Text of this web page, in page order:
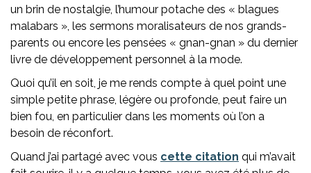
un brin de nostalgie, l’humour potache des « blagues
malabars », les sermons moralisateurs de nos grands-
parents ou encore les pensées « gnan-gnan » du dernier
livre de développement personnel à la mode.
Quoi qu’il en soit, je me rends compte à quel point une
simple petite phrase, légère ou profonde, peut faire un
bien fou, en particulier dans les moments où l’on a
besoin de réconfort.
Quand j’ai partagé avec vous cette citation qui m’avait